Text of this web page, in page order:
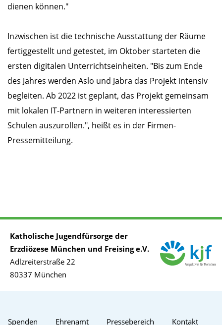
dienen können."
Inzwischen ist die technische Ausstattung der Räume
fertiggestellt und getestet, im Oktober starteten die
ersten digitalen Unterrichtseinheiten. "Bis zum Ende
des Jahres werden Aslo und Jabra das Projekt intensiv
begleiten. Ab 2022 ist geplant, das Projekt gemeinsam
mit lokalen IT-Partnern in weiteren interessierten
Schulen auszurollen.", heißt es in der Firmen-
Pressemitteilung.
Katholische Jugendfürsorge der
Erzdiözese München und Freising e.V.
Adlzreiterstraße 22
80337 München
Spenden Ehrenamt Pressebereich Kontakt